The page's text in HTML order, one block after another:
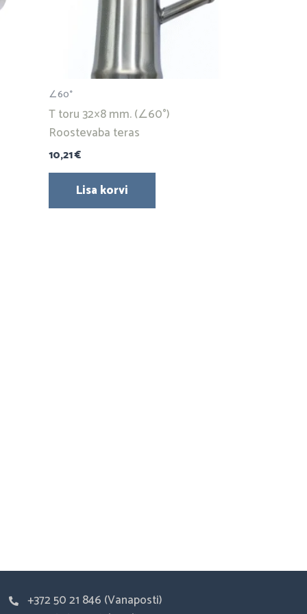
∠60°
T toru 32×8 mm. (∠60°)
Roostevaba teras
10,21€
Lisa korvi
+372 50 21 846 (Vanaposti)